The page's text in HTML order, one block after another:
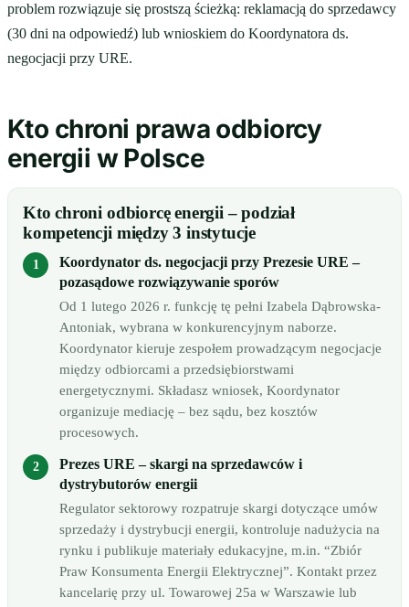
problem rozwiązuje się prostszą ścieżką: reklamacją do sprzedawcy
(30 dni na odpowiedź) lub wnioskiem do Koordynatora ds.
negocjacji przy URE.
Kto chroni prawa odbiorcy
energii w Polsce
Kto chroni odbiorcę energii – podział
kompetencji między 3 instytucje
Koordynator ds. negocjacji przy Prezesie URE –
pozasądowe rozwiązywanie sporów
Od 1 lutego 2026 r. funkcję tę pełni Izabela Dąbrowska-
Antoniak, wybrana w konkurencyjnym naborze.
Koordynator kieruje zespołem prowadzącym negocjacje
między odbiorcami a przedsiębiorstwami
energetycznymi. Składasz wniosek, Koordynator
organizuje mediację – bez sądu, bez kosztów
procesowych.
Prezes URE – skargi na sprzedawców i
dystrybutorów energii
Regulator sektorowy rozpatruje skargi dotyczące umów
sprzedaży i dystrybucji energii, kontroluje nadużycia na
rynku i publikuje materiały edukacyjne, m.in. “Zbiór
Praw Konsumenta Energii Elektrycznej”. Kontakt przez
kancelarię przy ul. Towarowej 25a w Warszawie lub